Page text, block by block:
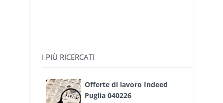
I PIÙ RICERCATI
Offerte di lavoro Indeed
Puglia 040226